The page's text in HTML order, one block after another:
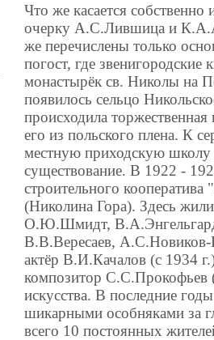
Что же касается
очерку А.С.Лившица и
же перечислены только
погост, где
монастырёк св. Николы на
появилось сельцо
происходила
его из польского плена. К
местную приходскую школу
существование. В 1922 -
строительного
(Николина Гора). Здесь
О.Ю.Шмидт,
В.В.Вересаев,
актёр В.И.Качалов (с 1934
композитор С.С.Прокофьев
искусства. В последние
шикарными особняками за
всего 10 постоянных